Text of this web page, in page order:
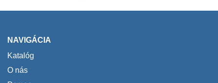
NAVIGÁCIA
Katalóg
O nás